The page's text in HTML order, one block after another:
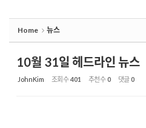
Home 뉴스
10월 31일 헤드라인 뉴스
JohnKim 조회 수401 추천 수0 댓글0